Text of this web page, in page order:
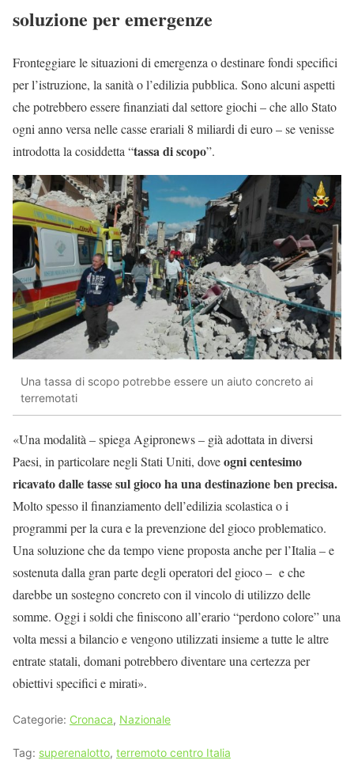
soluzione per emergenze
Fronteggiare le situazioni di emergenza o destinare fondi specifici
per l’istruzione, la sanità o l’edilizia pubblica. Sono alcuni aspetti
che potrebbero essere finanziati dal settore giochi – che allo Stato
ogni anno versa nelle casse erariali 8 miliardi di euro – se venisse
introdotta la cosiddetta “tassa di scopo”.
Una tassa di scopo potrebbe essere un aiuto concreto ai
terremotati
«Una modalità – spiega Agipronews – già adottata in diversi
Paesi, in particolare negli Stati Uniti, doveogni centesimo
ricavato dalle tasse sul gioco ha una destinazione ben precisa.
Molto spesso il finanziamento dell’edilizia scolastica o i
programmi per la cura e la prevenzione del gioco problematico.
Una soluzione che da tempo viene proposta anche per l’Italia – e
sostenuta dalla gran parte degli operatori del gioco – e che
darebbe un sostegno concreto con il vincolo di utilizzo delle
somme. Oggi i soldi che finiscono all’erario “perdono colore” una
volta messi a bilancio e vengono utilizzati insieme a tutte le altre
entrate statali, domani potrebbero diventare una certezza per
obiettivi specifici e mirati».
Categorie: Cronaca, Nazionale
Tag: superenalotto, terremoto centro Italia